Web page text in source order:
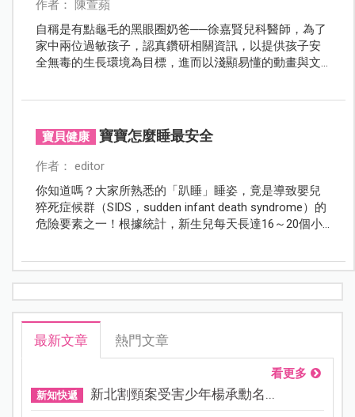
作者： 陳萱蘋
自稱是有點龜毛的黑眼圈奶爸──徐嘉賢兒科醫師，為了
家中兩位過敏孩子，認真鑽研相關資訊，以提供孩子安
全無毒的生長環境為目標，進而以淺顯易懂的動畫與文
寶貝健康 寶寶怎麼睡最安全
作者： editor
你知道嗎？大家所熟悉的「趴睡」睡姿，竟是導致嬰兒
猝死症候群（SIDS，sudden infant death syndrome）的
危險要素之一！根據統計，新生兒每天長達16～20個小
能做些什麼呢？
最新文章 熱門文章
看更多
新知快遞 新北割頸案受害少年楊承勳名...